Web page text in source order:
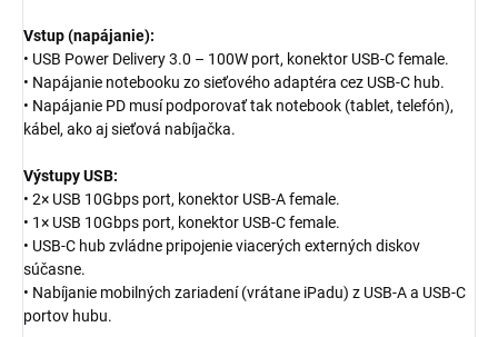
Vstup (napájanie):
• USB Power Delivery 3.0 – 100W port, konektor USB-C female.
• Napájanie notebooku zo sieťového adaptéra cez USB-C hub.
• Napájanie PD musí podporovať tak notebook (tablet, telefón),
kábel, ako aj sieťová nabíjačka.
Výstupy USB:
• 2× USB 10Gbps port, konektor USB-A female.
• 1× USB 10Gbps port, konektor USB-C female.
• USB-C hub zvládne pripojenie viacerých externých diskov
súčasne.
• Nabíjanie mobilných zariadení (vrátane iPadu) z USB-A a USB-C
portov hubu.